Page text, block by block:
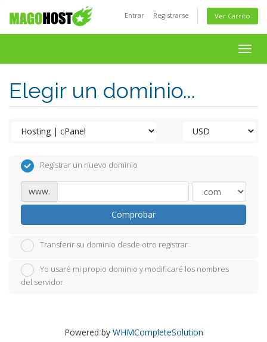
Entrar Registrarse Ver Carrito
Elegir un dominio...
Registrar un nuevo dominio
www.
Comprobar
Transferir su dominio desde otro registrar
Yo usaré mi propio dominio y modificaré los nombres
del servidor
Powered by WHMCompleteSolution